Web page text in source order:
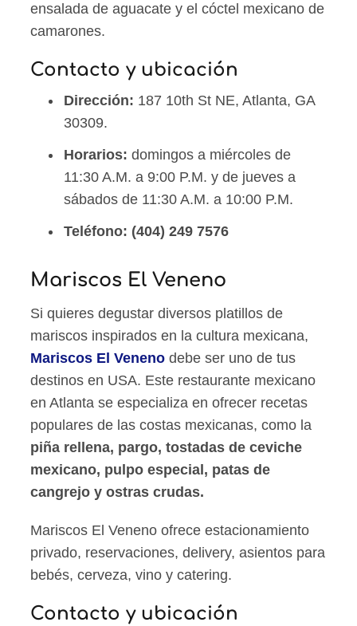
ensalada de aguacate y el cóctel mexicano de
camarones.
Contacto y ubicación
Dirección: 187 10th St NE, Atlanta, GA
30309.
Horarios:domingos a miércoles de
11:30 A.M. a 9:00 P.M. y de jueves a
sábados de 11:30 A.M. a 10:00 P.M.
Teléfono: (404) 249 7576
Mariscos El Veneno
Si quieres degustar diversos platillos de
mariscos inspirados en la cultura mexicana,
Mariscos El Veneno debe ser uno de tus
destinos en USA. Este restaurante mexicano
en Atlanta se especializa en ofrecer recetas
populares de las costas mexicanas, como la
piña rellena, pargo, tostadas de ceviche
mexicano, pulpo especial, patas de
cangrejo y ostras crudas.
Mariscos El Veneno ofrece estacionamiento
privado, reservaciones, delivery, asientos para
bebés, cerveza, vino y catering.
Contacto y ubicación